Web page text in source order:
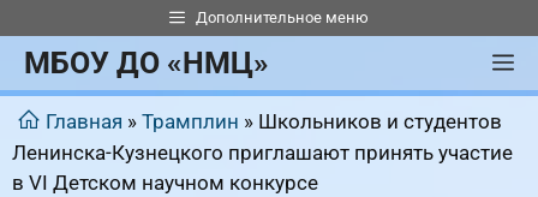
к
содержимому
Дополнительное меню
МБОУ ДО «НМЦ»
Главная »Трамплин » Школьников и студентов
Ленинска-Кузнецкого приглашают принять участие
в VI Детском научном конкурсе